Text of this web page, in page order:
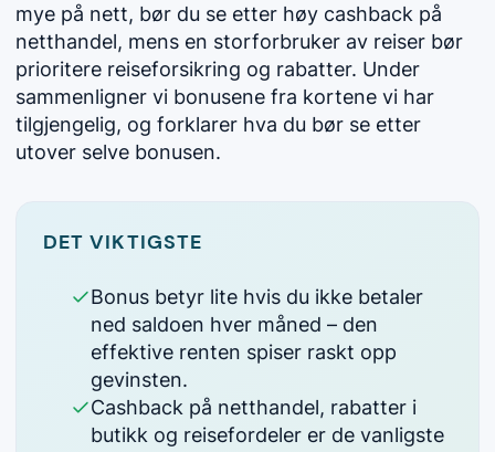
mye på nett, bør du se etter høy cashback på
netthandel, mens en storforbruker av reiser bør
prioritere reiseforsikring og rabatter. Under
sammenligner vi bonusene fra kortene vi har
tilgjengelig, og forklarer hva du bør se etter
utover selve bonusen.
DET VIKTIGSTE
Bonus betyr lite hvis du ikke betaler
ned saldoen hver måned – den
effektive renten spiser raskt opp
gevinsten.
Cashback på netthandel, rabatter i
butikk og reisefordeler er de vanligste